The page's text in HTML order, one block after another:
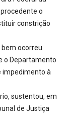
o
constrição
ocorreu
o Departamento
impedimento à
sustentou, em
de Justiça